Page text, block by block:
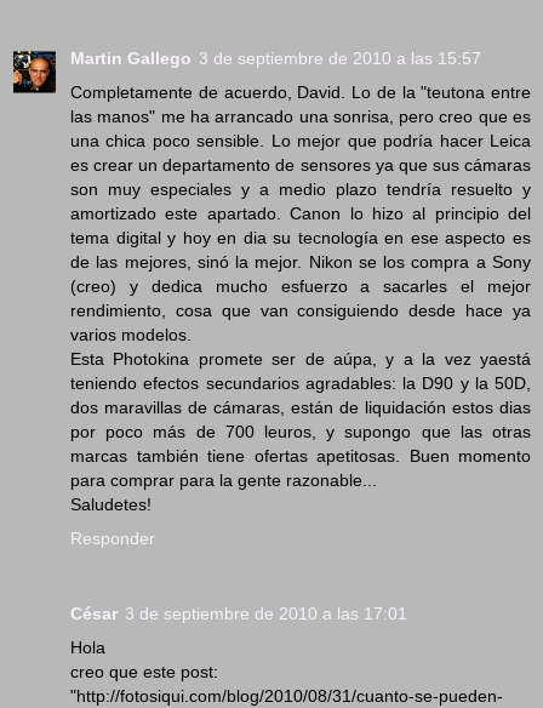
Martin Gallego 3 de septiembre de 2010 a las 15:57
Completamente de acuerdo, David. Lo de la "teutona entre
las manos" me ha arrancado una sonrisa, pero creo que es
una chica poco sensible. Lo mejor que podría hacer Leica
es crear un departamento de sensores ya que sus cámaras
son muy especiales y a medio plazo tendría resuelto y
amortizado este apartado. Canon lo hizo al principio del
tema digital y hoy en dia su tecnología en ese aspecto es
de las mejores, sinó la mejor. Nikon se los compra a Sony
(creo) y dedica mucho esfuerzo a sacarles el mejor
rendimiento, cosa que van consiguiendo desde hace ya
varios modelos.
Esta Photokina promete ser de aúpa, y a la vez yaestá
teniendo efectos secundarios agradables: la D90 y la 50D,
dos maravillas de cámaras, están de liquidación estos dias
por poco más de 700 leuros, y supongo que las otras
marcas también tiene ofertas apetitosas. Buen momento
para comprar para la gente razonable...
Saludetes!
Responder
César 3 de septiembre de 2010 a las 17:01
Hola
creo que este post:
"http://fotosiqui.com/blog/2010/08/31/cuanto-se-pueden-